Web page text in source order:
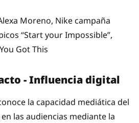
Moreno, Nike campaña
“Start your Impossible”,
Got This
- Influencia digital
la capacidad mediática del
las audiencias mediante la